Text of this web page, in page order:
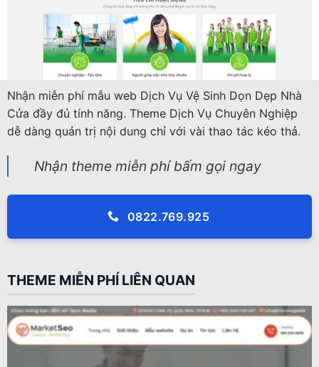
Nhận miễn phí mẫu web Dịch Vụ Vệ Sinh Dọn Dẹp Nhà
Cửa đầy đủ tính năng. Theme Dịch Vụ Chuyên Nghiệp
dễ dàng quản trị nội dung chỉ với vài thao tác kéo thả.
Nhận theme miễn phí bấm gọi ngay
0822.769.925
THEME MIỄN PHÍ LIÊN QUAN